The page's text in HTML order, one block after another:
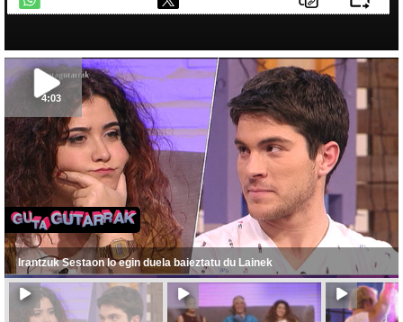
4:03
Irantzuk Sestaon lo egin duela baieztatu du Lainek